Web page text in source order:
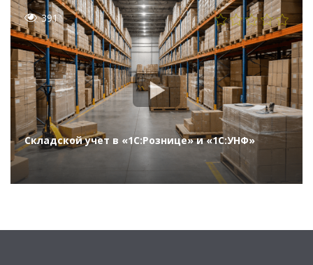
391
Складской учет в «1С:Рознице» и «1С:УНФ»